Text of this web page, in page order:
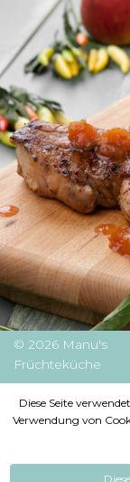
© 2026 Manu's
Früchteküche
Diese Seite
Verwendung von